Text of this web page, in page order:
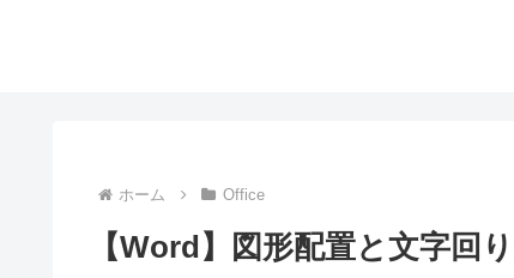
ホーム Office
【Word】図形配置と文字回